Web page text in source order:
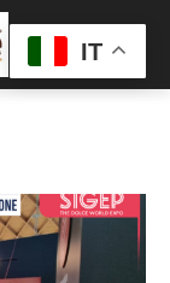
IT